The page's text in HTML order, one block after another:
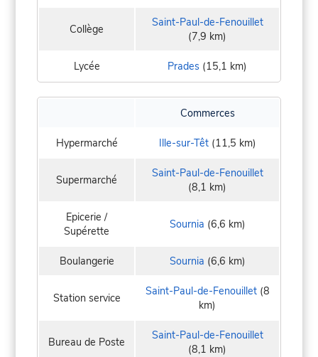
Collège
Saint-Paul-de-Fenouillet
(7,9 km)
Lycée Prades (15,1 km)
Commerces
Hypermarché Ille-sur-Têt(11,5 km)
Supermarché
Saint-Paul-de-Fenouillet
(8,1 km)
Epicerie /
Supérette
Sournia (6,6 km)
Boulangerie Sournia (6,6 km)
Station service Saint-Paul-de-Fenouillet(8
km)
Bureau de Poste
Saint-Paul-de-Fenouillet
(8,1 km)